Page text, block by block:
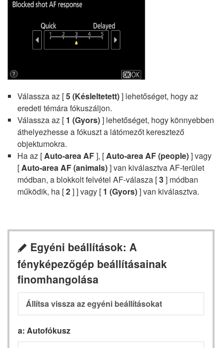
Válassza az [5 (Késleltetett)] lehetőséget, hogy az
eredeti témára fókuszáljon.
Válassza az [ 1 (Gyors)] lehetőséget, hogy könnyebben
áthelyezhesse a fókuszt a látómezőt keresztező
objektumokra.
Ha az [Auto-area AF], [Auto-area AF (people)] vagy
[Auto-area AF (animals)] van kiválasztva AF-terület
módban, a blokkolt felvétel AF-válasza [3] módban
működik, ha [2] ] vagy [ 1 (Gyors)] van kiválasztva.
A Egyéni beállítások: A
fényképezőgép beállításainak
finomhangolása
Állítsa vissza az egyéni beállításokat
a: Autofókusz